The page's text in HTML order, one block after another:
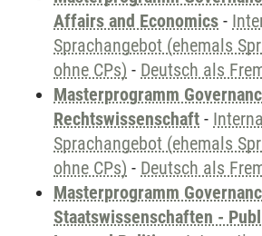
Affairs and Economics -
Sprachangebot (ehemals
ohne CPs) - Deutsch als
Masterprogramm
Rechtswissenschaft -
Sprachangebot (ehemals
ohne CPs) - Deutsch als
Masterprogramm
Staatswissenschaften -